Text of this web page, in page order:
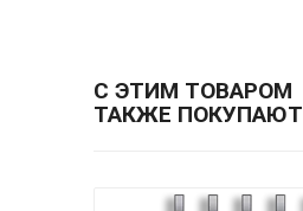
С ЭТИМ ТОВАРОМ
ТАКЖЕ ПОКУПАЮТ